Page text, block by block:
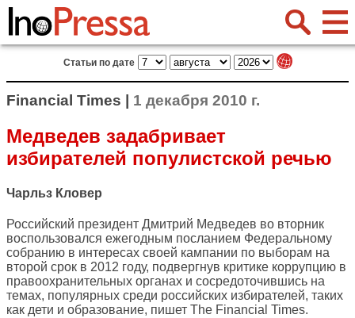
Статьи по дате
Financial Times | 1 декабря 2010 г.
Медведев задабривает
избирателей популистской речью
Чарльз Кловер
Российский президент Дмитрий Медведев во вторник
воспользовался ежегодным посланием Федеральному
собранию в интересах своей кампании по выборам на
второй срок в 2012 году, подвергнув критике коррупцию в
правоохранительных органах и сосредоточившись на
темах, популярных среди российских избирателей, таких
как дети и образование, пишет The Financial Times.